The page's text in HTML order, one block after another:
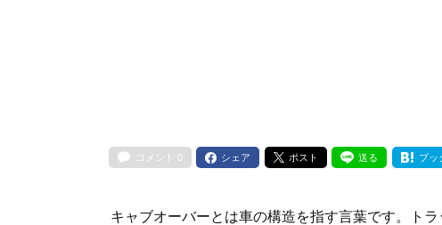
コメント 0 シェア ポスト 送る ブッ
キャブオーバーとは車の構造を指す言葉です。ト